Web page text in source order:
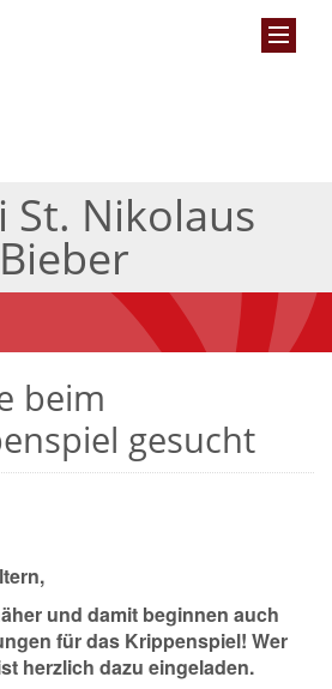
St. Nikolaus
Bieber
beim
gesucht
und damit beginnen auch
für das Krippenspiel! Wer
herzlich dazu eingeladen.